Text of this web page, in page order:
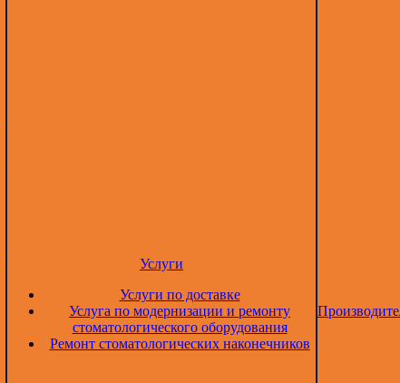
Услуги
Услуги по доставке
Услуга по модернизации и ремонту
стоматологического оборудования
Ремонт стоматологических наконечников